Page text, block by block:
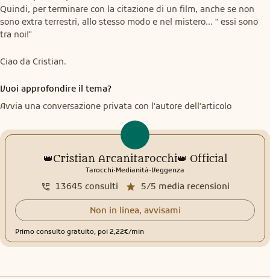
Quindi, per terminare con la citazione di un film, anche se non
sono extra terrestri, allo stesso modo e nel mistero... " essi sono
tra noi!"
Ciao da Cristian.
Vuoi approfondire il tema?
Avvia una conversazione privata con l'autore dell'articolo
👑Cristian Arcanitarocchi👑 Official
Tarocchi.Medianità.Veggenza
5/5 media recensioni
13645 consulti
Non in linea, avvisami
Primo consulto gratuito, poi 2,22€/min